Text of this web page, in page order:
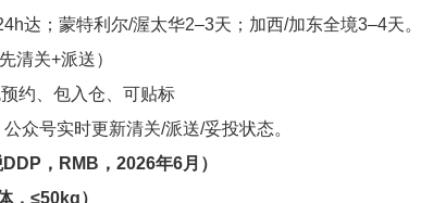
达；蒙特利尔/渥太华2–3天；加西/加东全境3–4天。
清关+派送）
约、包入仓、可贴标
众号实时更新清关/派送/妥投状态。
，RMB，2026年6月）
，≤50kg）